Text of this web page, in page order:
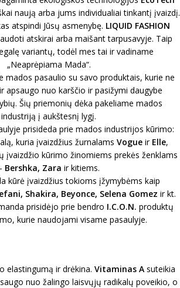
naują arba jums individualiai tinkantį įvaizdį.
atspindi Jūsų asmenybę. LIQUID FASHION
atskirai arba maišant tarpusavyje. Taip
variantų, todėl mes tai ir vadiname
„Neaprėpiama Mada“.
mados pasaulio su savo produktais, kurie ne
apsaugo nuo karščio ir pasižymi daugybe
Šių priemonių dėka pakeliame mados
industriją į aukštesnį lygį.
prisideda prie mados industrijos kūrimo:
kuria įvaizdžius žurnalams Vogue ir Elle,
įvaizdžio kūrimo žinomiems prekės ženklams
Bershka, Zara ir kitiems.
kūrė įvaizdžius tokioms įžymybėms kaip
Shakira, Beyonce, Selena Gomez ir kt.
prisidėjo prie bendro I.C.O.N. produktų
kurie naudojami visame pasaulyje.
elastingumą ir drėkina. Vitaminas A suteikia
nuo žalingo laisvųjų radikalų poveikio, o